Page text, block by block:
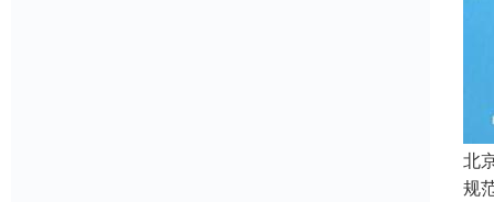
北
规